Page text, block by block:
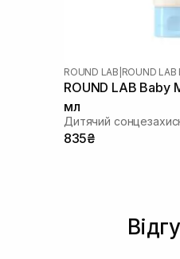
ROUND LAB ROUND LAB
ROUND LAB Baby
мл
Дитячий
835₴